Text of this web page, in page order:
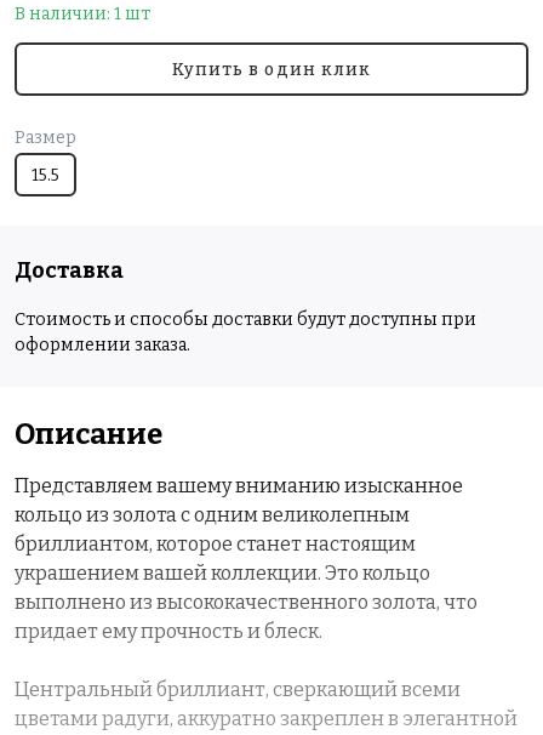
В наличии: 1 шт
Купить в один клик
Размер
15.5
Доставка
Стоимость и способы доставки будут доступны при
оформлении заказа.
Описание
Представляем вашему вниманию изысканное
кольцо из золота с одним великолепным
бриллиантом, которое станет настоящим
украшением вашей коллекции. Это кольцо
выполнено из высококачественного золота, что
придает ему прочность и блеск.
Центральный бриллиант, сверкающий всеми
цветами радуги, аккуратно закреплен в элегантной